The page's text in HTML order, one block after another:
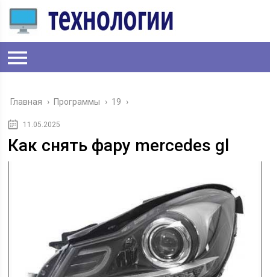
Главная › Программы › 19 ›
11.05.2025
Как снять фару mercedes gl